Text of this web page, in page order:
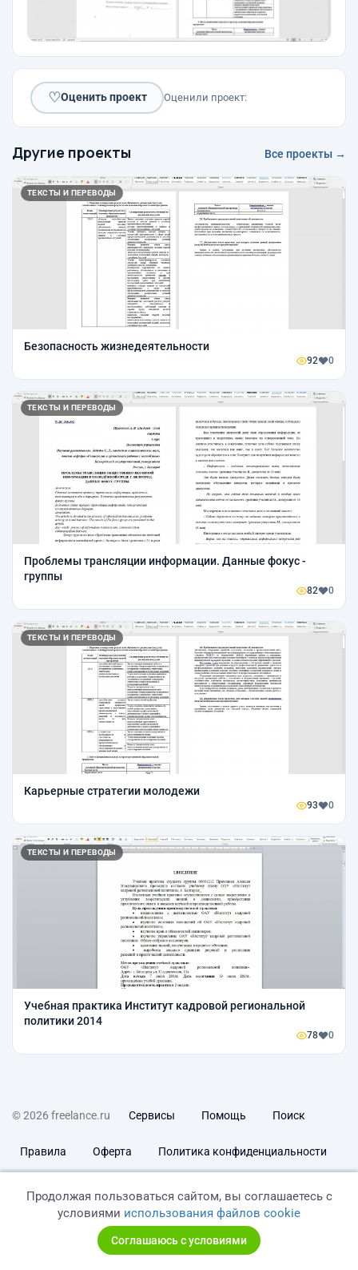
♡Оценить проект Оценили проект:
Другие проекты Все проекты →
ТЕКСТЫ И ПЕРЕВОДЫ
Безопасность жизнедеятельности
92 0
ТЕКСТЫ И ПЕРЕВОДЫ
Проблемы трансляции информации. Данные фокус -
группы
82 0
ТЕКСТЫ И ПЕРЕВОДЫ
Карьерные стратегии молодежи
93 0
ТЕКСТЫ И ПЕРЕВОДЫ
Учебная практика Институт кадровой региональной
политики 2014
78 0
© 2026 freelance.ru Сервисы Помощь Поиск
Правила Оферта Политика конфиденциальности
Продолжая пользоваться сайтом, вы соглашаетесь с
условиями использования файлов cookie
Соглашаюсь с условиями